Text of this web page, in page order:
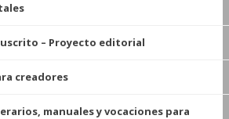
– Proyecto editorial
creadores
manuales y vocaciones para